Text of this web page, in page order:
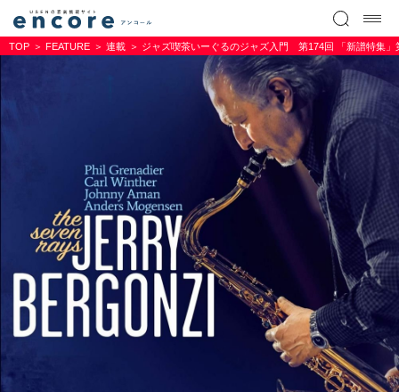
TOP FEATURE 連載 ジャズ喫茶いーぐるのジャズ入門 第174回 「新譜特集」